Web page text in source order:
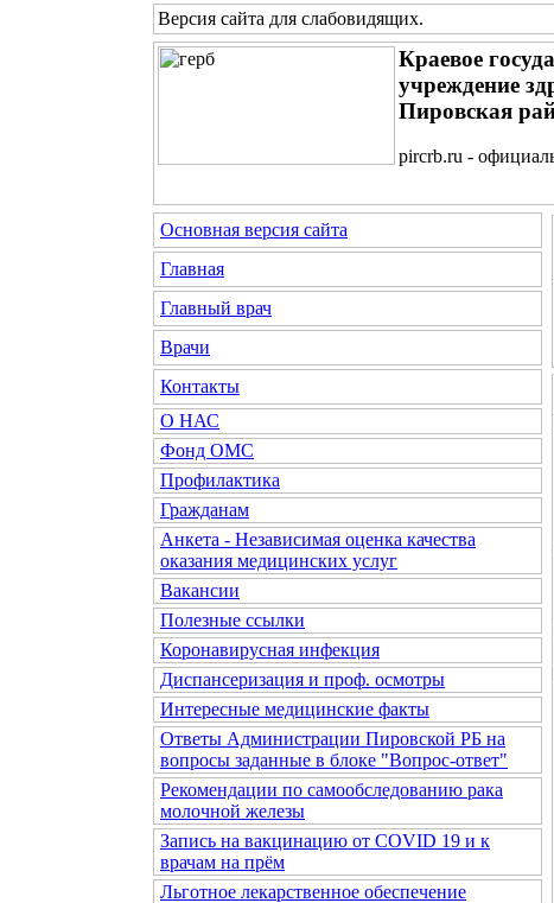
Версия сайта для слабовидящих.
Краевое
учреждение
Пировская
pircrb.ru -
Основная версия сайта
Главная
Главный врач
Врачи
Контакты
О НАС
Фонд ОМС
Профилактика
Гражданам
Анкета - Независимая оценка качества
оказания медицинских услуг
Вакансии
Полезные ссылки
Коронавирусная инфекция
Диспансеризация и проф. осмотры
Интересные медицинские факты
Ответы Администрации Пировской РБ на
вопросы заданные в блоке "Вопрос-ответ"
Рекомендации по самообследованию рака
молочной железы
Запись на вакцинацию от COVID 19 и к
врачам на прём
Льготное лекарственное обеспечение